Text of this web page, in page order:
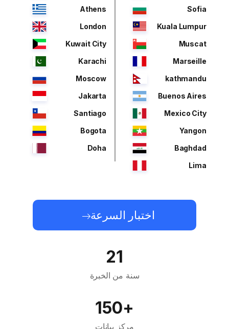
Sofia
Athens
Kuala Lumpur
London
Muscat
Kuwait City
Marseille
Karachi
kathmandu
Moscow
Buenos Aires
Jakarta
Mexico City
Santiago
Yangon
Bogota
Baghdad
Doha
Lima
اختبار السرعة
21
سنة من الخبرة
+150
مركز بيانات